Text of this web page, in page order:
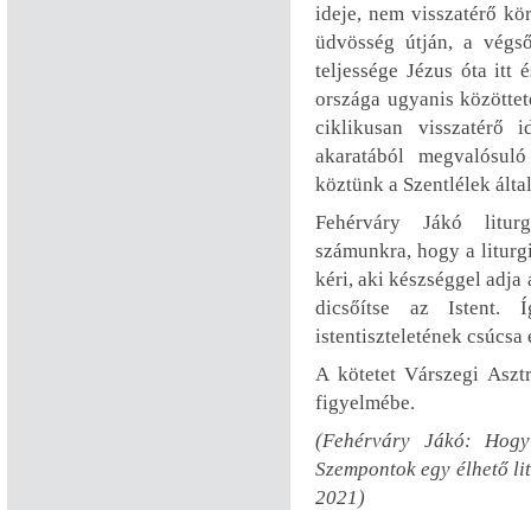
ideje, nem visszatérő
üdvösség útján, a
teljessége Jézus óta itt
országa ugyanis
ciklikusan visszatérő
akaratából
köztünk a Szentlélek
Fehérváry Jákó
számunkra, hogy a
kéri, aki készséggel adja
dicsőítse az Istent.
istentiszteletének csúcsa
A kötetet Várszegi
figyelmébe.
(Fehérváry Jákó:
Szempontok egy élhető
2021)